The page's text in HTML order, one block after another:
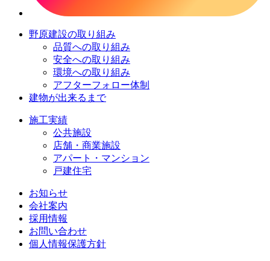
野原建設の取り組み
品質への取り組み
安全への取り組み
環境への取り組み
アフターフォロー体制
建物が出来るまで
施工実績
公共施設
店舗・商業施設
アパート・マンション
戸建住宅
お知らせ
会社案内
採用情報
お問い合わせ
個人情報保護方針